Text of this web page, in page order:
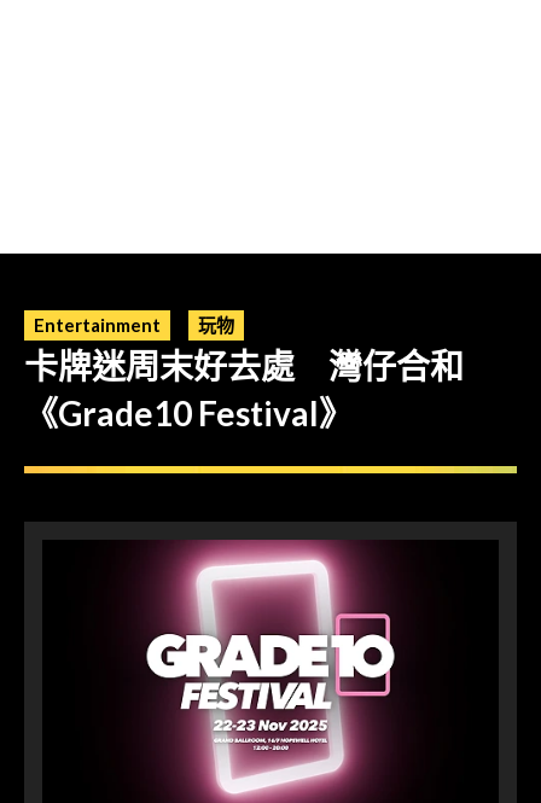
Entertainment 玩物
卡牌迷周末好去處 灣仔合和
《Grade10 Festival》